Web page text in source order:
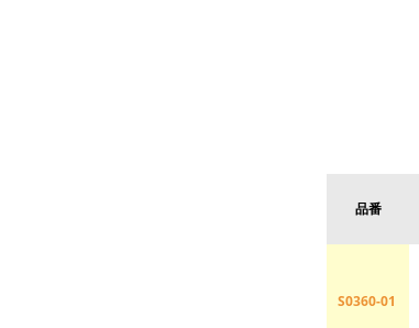
品番
S0360-01